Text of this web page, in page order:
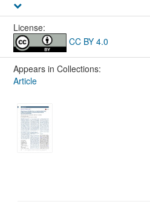
License:
CC BY 4.0
Appears in Collections:
Article